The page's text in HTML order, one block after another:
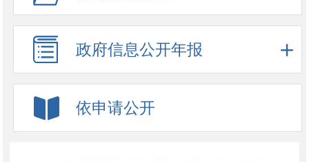
政府信息公开年报
依申请公开